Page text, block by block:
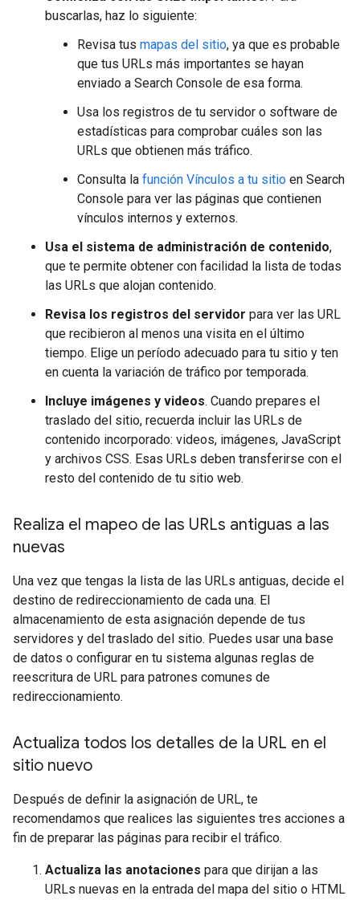
buscarlas, haz lo siguiente:
Revisa tus mapas del sitio, ya que es probable
que tus URLs más importantes se hayan
enviado a Search Console de esa forma.
Usa los registros de tu servidor o software de
estadísticas para comprobar cuáles son las
URLs que obtienen más tráfico.
Consulta la función Vínculos a tu sitio en Search
Console para ver las páginas que contienen
vínculos internos y externos.
Usa el sistema de administración de contenido,
que te permite obtener con facilidad la lista de todas
las URLs que alojan contenido.
Revisa los registros del servidor para ver las URL
que recibieron al menos una visita en el último
tiempo. Elige un período adecuado para tu sitio y ten
en cuenta la variación de tráfico por temporada.
Incluye imágenes y videos. Cuando prepares el
traslado del sitio, recuerda incluir las URLs de
contenido incorporado: videos, imágenes, JavaScript
y archivos CSS. Esas URLs deben transferirse con el
resto del contenido de tu sitio web.
Realiza el mapeo de las URLs antiguas a las
nuevas
Una vez que tengas la lista de las URLs antiguas, decide el
destino de redireccionamiento de cada una. El
almacenamiento de esta asignación depende de tus
servidores y del traslado del sitio. Puedes usar una base
de datos o configurar en tu sistema algunas reglas de
reescritura de URL para patrones comunes de
redireccionamiento.
Actualiza todos los detalles de la URL en el
sitio nuevo
Después de definir la asignación de URL, te
recomendamos que realices las siguientes tres acciones a
fin de preparar las páginas para recibir el tráfico.
Actualiza las anotaciones para que dirijan a las
URLs nuevas en la entrada del mapa del sitio o HTML